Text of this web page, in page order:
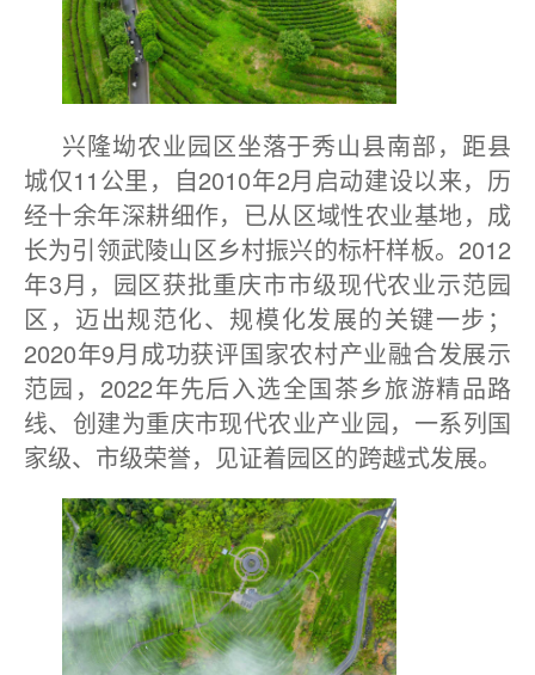
兴隆坳农业园区坐落于秀山县南部，距县
城仅11公里，自2010年2月启动建设以来，历
经十余年深耕细作，已从区域性农业基地，成
长为引领武陵山区乡村振兴的标杆样板。2012
年3月，园区获批重庆市市级现代农业示范园
区，迈出规范化、规模化发展的关键一步；
2020年9月成功获评国家农村产业融合发展示
范园，2022年先后入选全国茶乡旅游精品路
线、创建为重庆市现代农业产业园，一系列国
家级、市级荣誉，见证着园区的跨越式发展。